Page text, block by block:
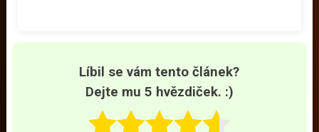
Líbil se vám tento článek?
Dejte mu 5 hvězdiček. :)